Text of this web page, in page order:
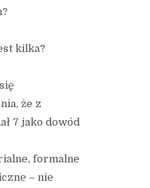
kilka?
że z
7 jako dowód
formalne
– nie